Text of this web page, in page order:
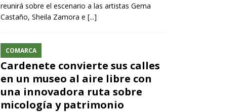
reunirá sobre el escenario a las artistas Gema
Castaño, Sheila Zamora e [...]
COMARCA
Cardenete convierte sus calles
en un museo al aire libre con
una innovadora ruta sobre
micología y patrimonio